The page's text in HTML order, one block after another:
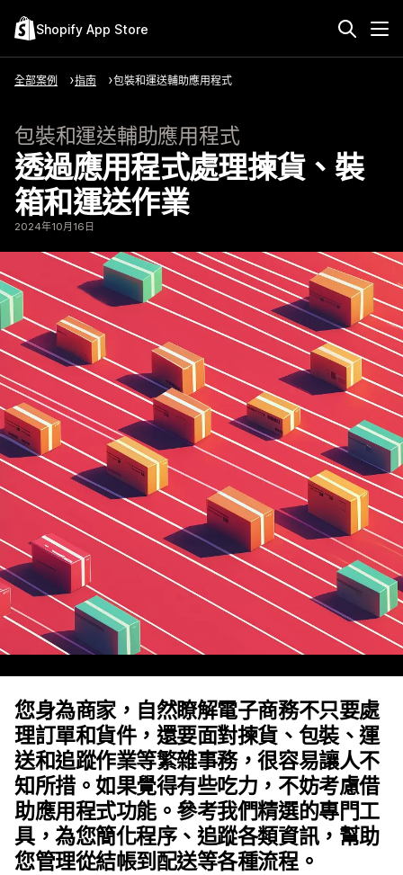
Shopify App Store
全部案例 指南 包裝和運送輔助應用程式
包裝和運送輔助應用程式
透過應用程式處理揀貨、裝
箱和運送作業
2024年10月16日
您身為商家，自然瞭解電子商務不只要處
理訂單和貨件，還要面對揀貨、包裝、運
送和追蹤作業等繁雜事務，很容易讓人不
知所措。如果覺得有些吃力，不妨考慮借
助應用程式功能。參考我們精選的專門工
具，為您簡化程序、追蹤各類資訊，幫助
您管理從結帳到配送等各種流程。